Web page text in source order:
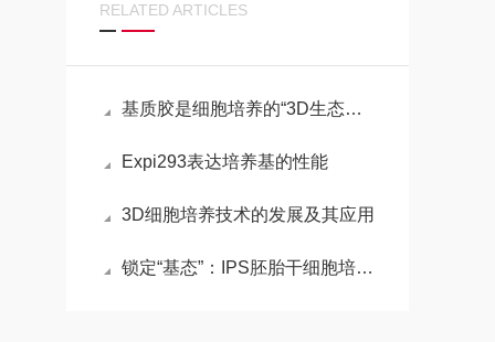
RELATED ARTICLES
基质胶是细胞培养的“3D生态模拟器”，解锁组织工程新维度
Expi293表达培养基的性能
3D细胞培养技术的发展及其应用
锁定“基态”：IPS胚胎干细胞培养基的化学重编程术